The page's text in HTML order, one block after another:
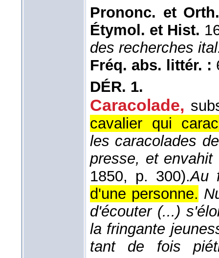
Prononc. et
Étymol. et Hist.
des recherches
Fréq. abs. littér. :
DÉR. 1.
Caracolade,
cavalier qui
les caracolades
presse, et envahit
1850, p. 300).Au
d'une personne.
d'écouter (...)
la fringante
tant de fois